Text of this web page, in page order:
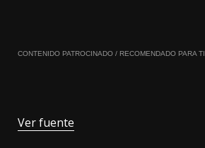
CONTENIDO PATROCINADO / RECOMENDADO PARA TI
Ver fuente